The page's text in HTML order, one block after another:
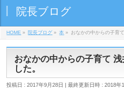
院長ブログ
HOME » 院長ブログ » 本 » おなかの中からの子育
おなかの中からの子育て
した。
投稿日 : 2017年9月28日 最終更新日時 : 2018年